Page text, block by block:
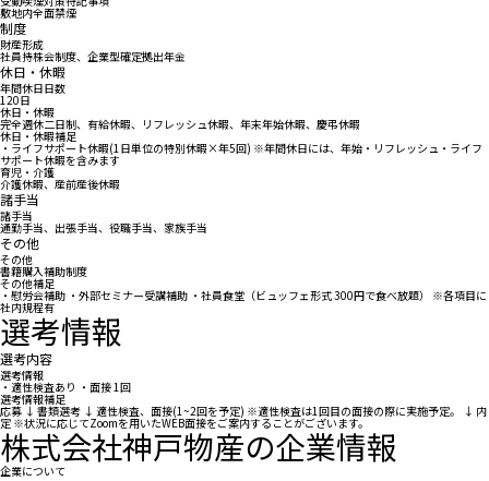
敷地内全面禁煙
制度
財産形成
社員持株会制度、企業型確定拠出年金
休日・休暇
年間休日日数
120日
休日・休暇
完全週休二日制、有給休暇、リフレッシュ休暇、年末年始休暇、慶弔休暇
休日・休暇補足
・ライフサポート休暇(1日単位の特別休暇×年5回) ※年間休日には、年始・リフレッシュ・ライフ
サポート休暇を含みます
育児・介護
介護休暇、産前産後休暇
諸手当
諸手当
通勤手当、出張手当、役職手当、家族手当
その他
その他
書籍購入補助制度
その他補足
・慰労会補助 ・外部セミナー受講補助 ・社員食堂（ビュッフェ形式 300円で食べ放題） ※各項目に
社内規程有
選考情報
選考内容
選考情報
・適性検査あり ・面接 1回
選考情報補足
応募 ↓ 書類選考 ↓ 適性検査、面接(1~2回を予定) ※適性検査は1回目の面接の際に実施予定。 ↓ 内
定 ※状況に応じてZoomを用いたWEB面接をご案内することがございます。
株式会社神戸物産の企業情報
企業について